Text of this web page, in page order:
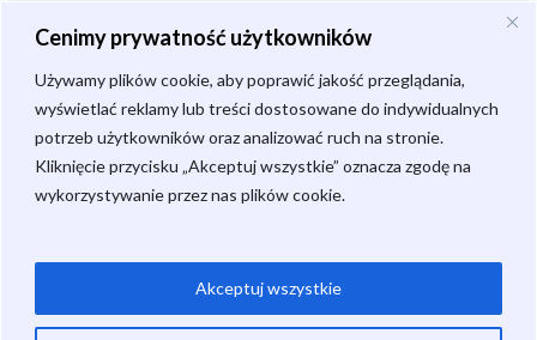
Cenimy prywatność użytkowników
Używamy plików cookie, aby poprawić jakość przeglądania,
wyświetlać reklamy lub treści dostosowane do indywidualnych
potrzeb użytkowników oraz analizować ruch na stronie.
Kliknięcie przycisku „Akceptuj wszystkie” oznacza zgodę na
wykorzystywanie przez nas plików cookie.
Akceptuj wszystkie